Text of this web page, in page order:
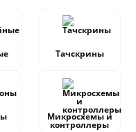
Тачскрины
Микросхемы и
контроллеры